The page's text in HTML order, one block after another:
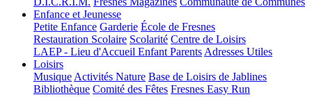
Enfance et Jeunesse
Petite Enfance Garderie École de Fresnes
Restauration Scolaire Scolarité Centre de Loisirs
LAEP - Lieu d'Accueil Enfant ParentsAdresses Utiles
Loisirs
MusiqueActivités Nature Base de Loisirs de Jablines
Bibliothèque Comité des Fêtes Fresnes Easy Run